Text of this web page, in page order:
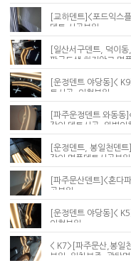
[교하덴트]<포드익스
덴트 시공복원
[일산서구덴트, 덕이
판금도색 하지않고 명
[운정덴트 야당동]<
트시공, 외형복원
[파주운정덴트 와동
장의 덴트시공, 완벽외
[운정덴트, 봉일천덴
장의 명품덴트시공복원
[파주문산덴트]<혼다
공복원
[운정덴트 야당동]<
외형복원
< K7>[파주문산,봉일
복원, 원칠보존 -광탄